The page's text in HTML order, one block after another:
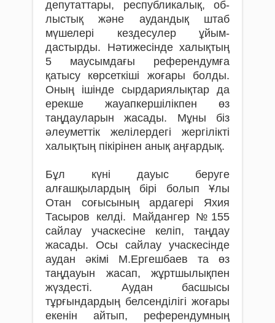
депутаттары, республикалық, об­­­­
лыс­тық және аудандық штаб
мүшелері кездесулер ұйым­­­­
дастырды. Нәтижесінде ха­лықтың
5 маусымдағы референдумға
қатысу көрсеткіші жоғары болды.
Оның ішінде сырдариялықтар да
ерекше жауапкер­ші­лік­пен өз
таңдауларын жасады. Мұны біз
әлеуметтік же­лі­лердегі жергілікті
ха­лықтың пікірінен анық аңғар­дық.
Бұл күні дауыс беруге
алғашқылардың бірі болып Ұлы
Отан со­ғысының ардагері Яхия
Тасыров келді. Майдангер №155
сайлау учас­­кесіне келіп, таңдау
жасады. Осы сайлау учаскесінде
аудан әкі­мі М.Ергешбаев та өз
таңдауын жасап, жұртшылықпен
жүздесті. Аудан басшысы
тұрғындардың белсенділігі жоғары
екенін айтып, рефе­рен­думның